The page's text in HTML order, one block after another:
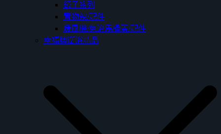
鏡子系列
置物架/配件
暖風機/免治馬桶蓋/配件
幸福牌衛浴精品